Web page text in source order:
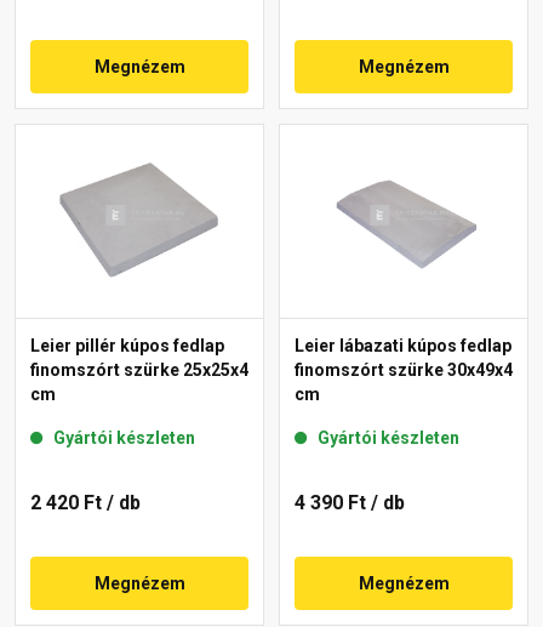
Megnézem Megnézem
Leier pillér kúpos fedlap
finomszórt szürke 25x25x4
cm
Gyártói készleten
2 420 Ft / db
Megnézem
Leier lábazati kúpos fedlap
finomszórt szürke 30x49x4
cm
Gyártói készleten
4 390 Ft / db
Megnézem